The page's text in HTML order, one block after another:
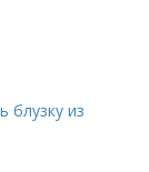
блузку из